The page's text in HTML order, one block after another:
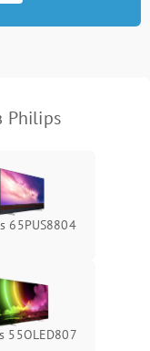
Philips
65PUS8804
55OLED807